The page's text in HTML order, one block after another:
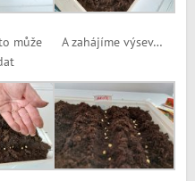
může
A zahájíme výsev…